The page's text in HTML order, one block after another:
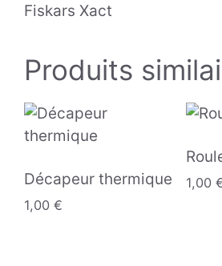
Fiskars Xact
Produits
Décapeur thermique
1,00 €
1,00